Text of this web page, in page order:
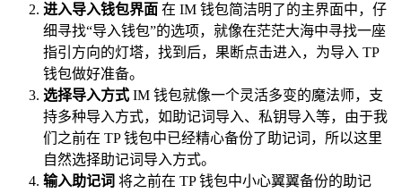
进入导入钱包界面 在 IM 钱包简洁明了的主界面中，仔
细寻找“导入钱包”的选项，就像在茫茫大海中寻找一座
指引方向的灯塔，找到后，果断点击进入，为导入 TP
钱包做好准备。
选择导入方式 IM 钱包就像一个灵活多变的魔法师，支
持多种导入方式，如助记词导入、私钥导入等，由于我
们之前在 TP 钱包中已经精心备份了助记词，所以这里
自然选择助记词导入方式。
输入助记词 将之前在 TP 钱包中小心翼翼备份的助记